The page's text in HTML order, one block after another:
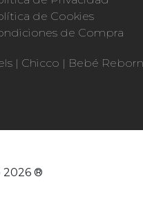
de Cookies
de Compra
| Chicco | Bebé Reborn
2026 ®